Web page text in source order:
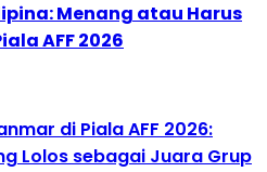
Menang atau Harus
AFF 2026
di Piala AFF 2026:
Lolos sebagai Juara Grup